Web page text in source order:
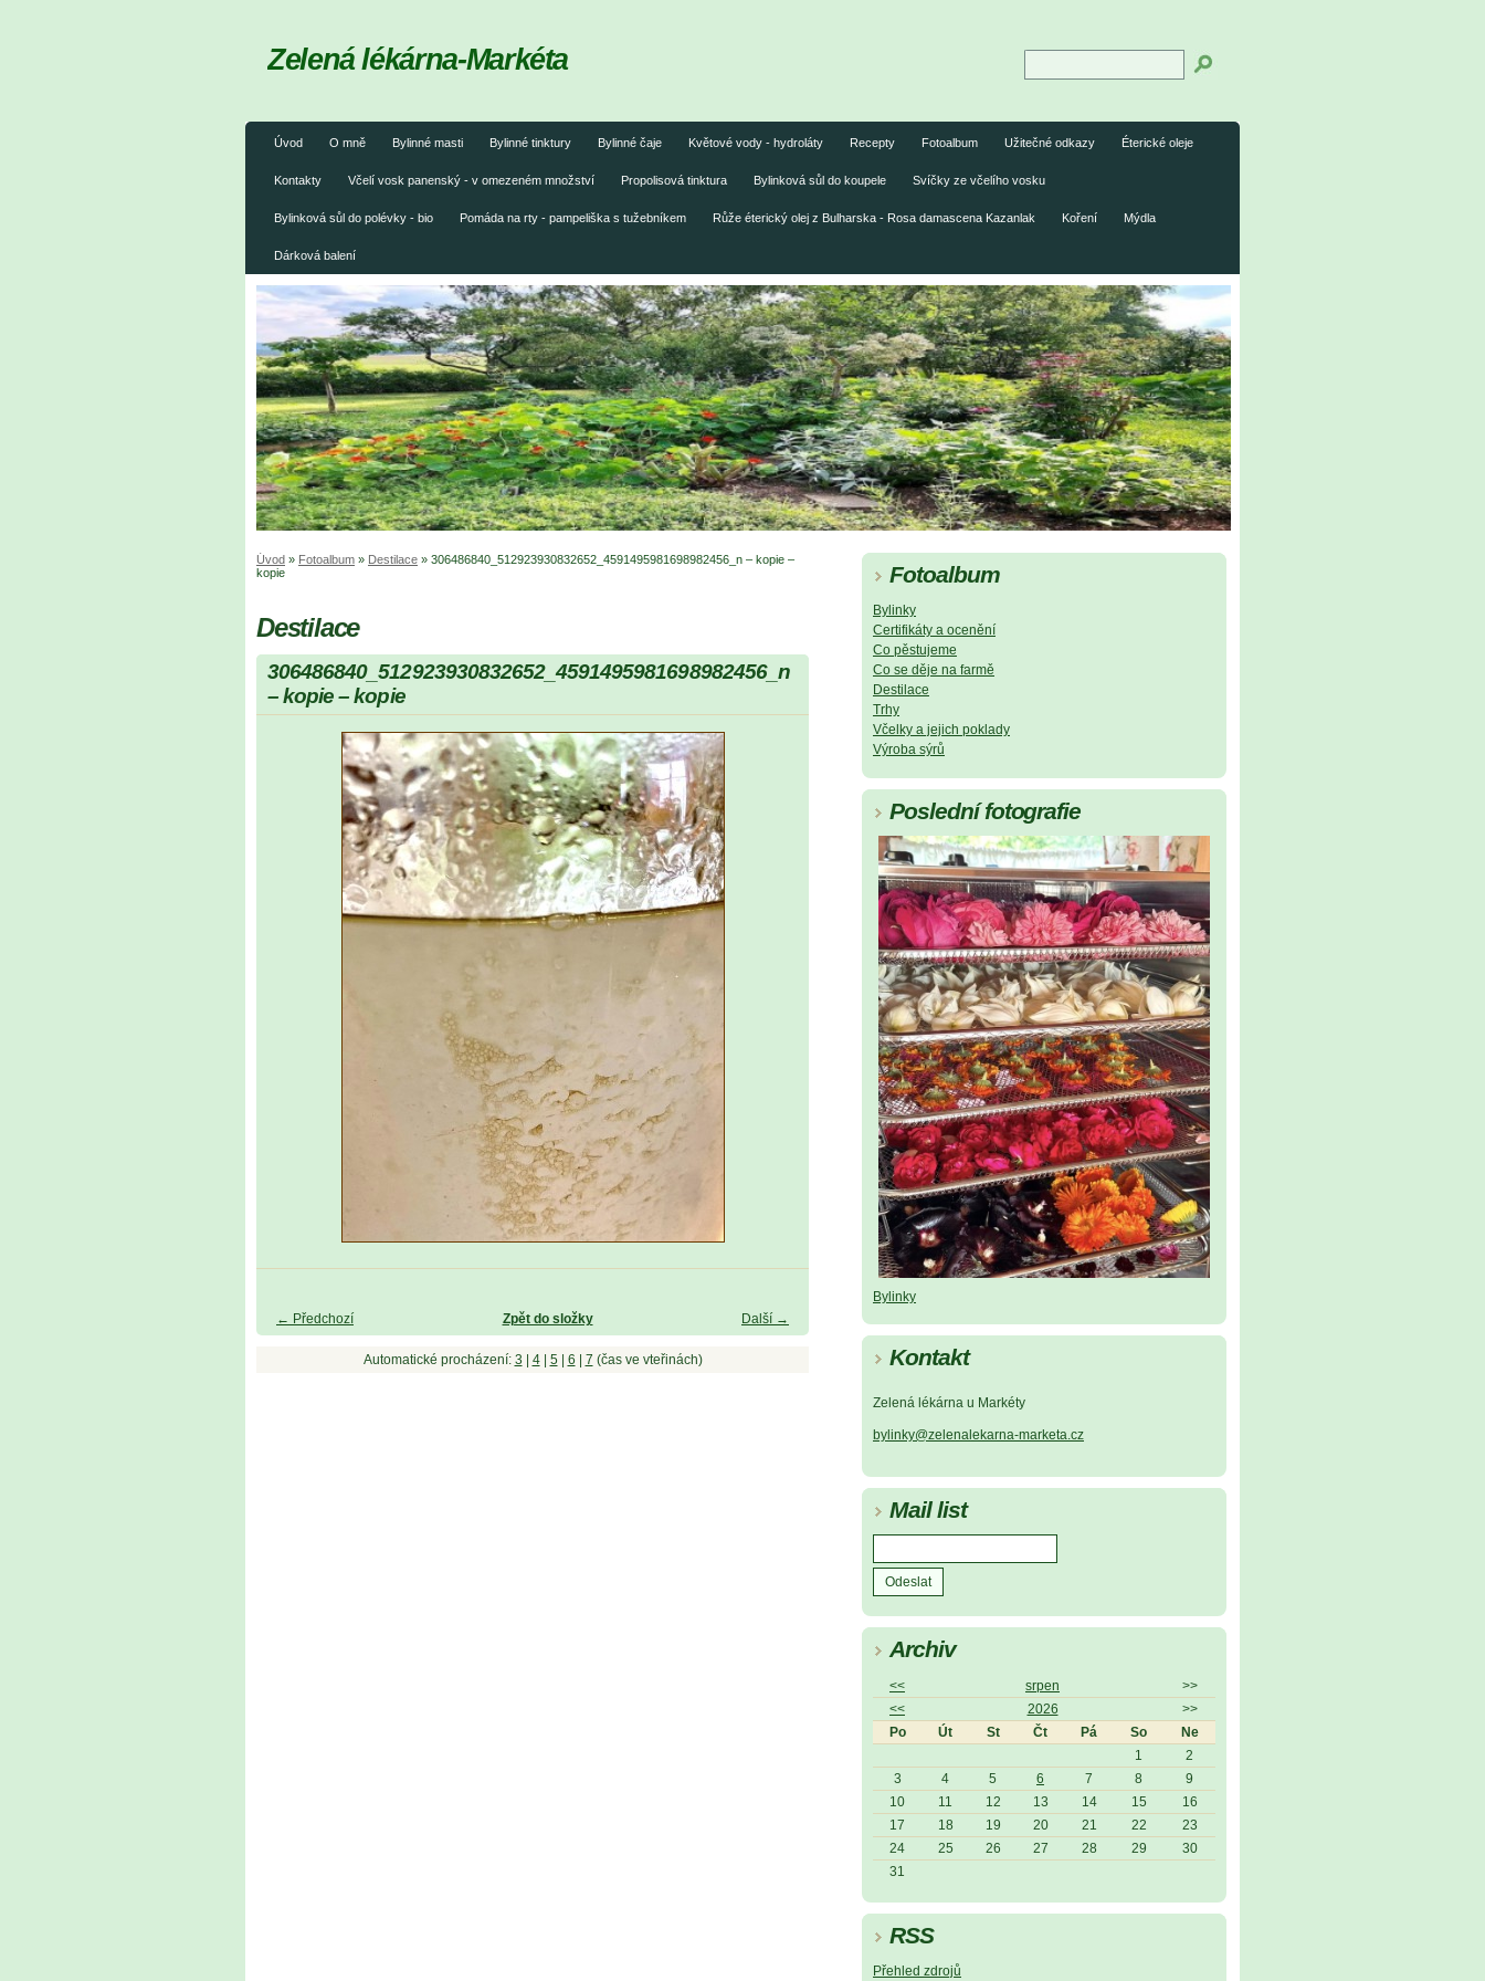
Úvod O mně Bylinné masti Bylinné tinktury Bylinné čaje Květové vody - hydroláty Recepty Fotoalbum Užitečné odkazy Éterické oleje
Kontakty Včelí vosk panenský - v omezeném množství Propolisová tinktura Bylinková sůl do koupele Svíčky ze včelího vosku
Bylinková sůl do polévky - bio Pomáda na rty - pampeliška s tužebníkem Růže éterický olej z Bulharska - Rosa damascena Kazanlak Koření Mýdla
Dárková balení
Zelená lékárna-Markéta
Úvod » Fotoalbum » Destilace » 306486840_512923930832652_4591495981698982456_n – kopie –
kopie
Destilace
306486840_512923930832652_4591495981698982456_n
– kopie – kopie
← Předchozí Další →
Zpět do složky
Automatické procházení: 3 4| 5| 6 7 (čas ve vteřinách)
Fotoalbum
Bylinky
Certifikáty a ocenění
Co pěstujeme
Co se děje na farmě
Destilace
Trhy
Včelky a jejich poklady
Výroba sýrů
Poslední fotografie
Bylinky
Kontakt
Zelená lékárna u Markéty
bylinky@zelenalekarna-marketa.cz
Mail list
Archiv
<< srpen
>>
<<
2026
>>
Po
Út St Čt Pá So
Ne
1
2
3
4 5 6 7 8
9
10
11 12 13 14 15
16
17
18 19 20 21 22
23
24
25 26 27 28 29
30
31
RSS
Přehled zdrojů